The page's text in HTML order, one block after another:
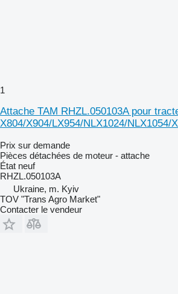
1
Attache TAM RHZL.050103A pour
X804/X904/LX954/NLX1024/NLX1054/
Prix sur demande
Pièces détachées de moteur - attache
État neuf
RHZL.050103A
Ukraine, m. Kyiv
TOV "Trans Agro Market"
Contacter le vendeur